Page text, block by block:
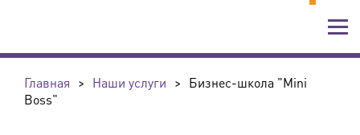
Главная > Наши услуги > Бизнес-школа "Mini
Boss"